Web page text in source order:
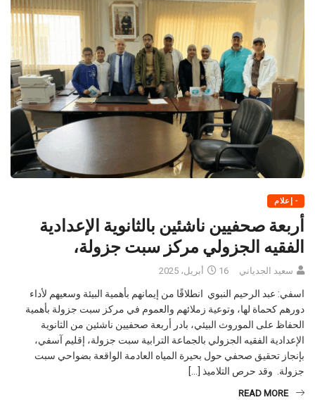
- إعلام
أربعة صحفيين ناشئين بالثانوية الإعدادية
الفقيه الجزولي مركز سبت جزولة،
سعيد الجدياني 16 أبريل، 2025
اسفي: عبد الرحيم النبوي انطلاقًا من إيمانهم بأهمية البيئة وسعيهم لأداء
دورهم كحماة لها، وتوعية زملائهم والعموم في مركز سبت جزولة بأهمية
الحفاظ على الموروث البيئي، بادر أربعة صحفيين ناشئين من الثانوية
الإعدادية الفقيه الجزولي بالجماعة الترابية سبت جزولة، إقليم آسفي،
بإنجاز تحقيق صحفي حول بحيرة المياه العادمة الواقعة بضواحي سبت
جزولة. وقد حرص التلاميذ […]
READ MORE